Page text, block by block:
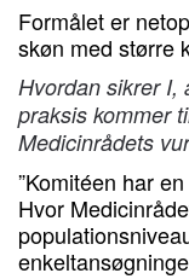
Formålet er
skøn med større
Hvordan sikrer I,
praksis kommer
Medicinrådets
”Komitéen har
Hvor